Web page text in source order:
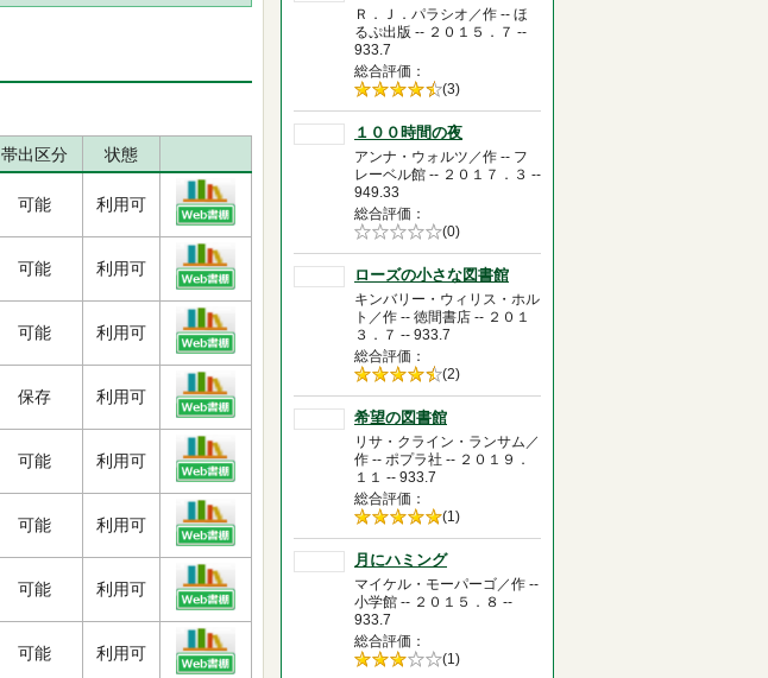
帯出区分 状態
可能 利用可
可能 利用可
可能 利用可
保存 利用可
可能 利用可
可能 利用可
可能 利用可
可能 利用可
Ｒ．Ｊ．パラシオ／作 -- ほ
るぷ出版 -- ２０１５．７ --
933.7
総合評価
5段階評価の
4.5
(3)
１００時間の夜
アンナ・ウォルツ／作 -- フ
レーベル館 -- ２０１７．３ --
949.33
総合評価
5段階評価の
0.0
(0)
ローズの小さな図書館
キンバリー・ウィリス・ホル
ト／作 -- 徳間書店 -- ２０１
３．７ -- 933.7
総合評価
5段階評価の
4.5
(2)
希望の図書館
リサ・クライン・ランサム／
作 -- ポプラ社 -- ２０１９．
１１ -- 933.7
総合評価
5段階評価の
5.0
(1)
月にハミング
マイケル・モーパーゴ／作 --
小学館 -- ２０１５．８ --
933.7
総合評価
5段階評価の (1)